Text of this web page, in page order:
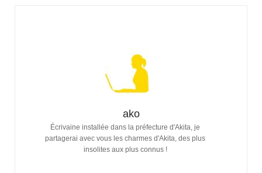
ako
Écrivaine installée dans la préfecture d'Akita, je
partagerai avec vous les charmes d'Akita, des plus
insolites aux plus connus !